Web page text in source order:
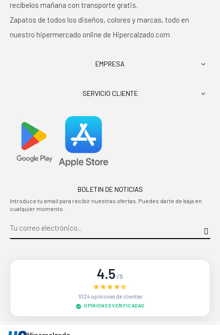
recíbelos mañana con transporte gratis.
Zapatos de todos los diseños, colores y marcas, todo en
nuestro hipermercado online de Hipercalzado.com
EMPRESA 
SERVICIO CLIENTE 
BOLETIN DE NOTICIAS
Introduce tu email para recibir nuestras ofertas. Puedes darte de baja en
cualquier momento.
4.5/5
1024 opiniones de clientes
OPINIONES VERIFICADAS